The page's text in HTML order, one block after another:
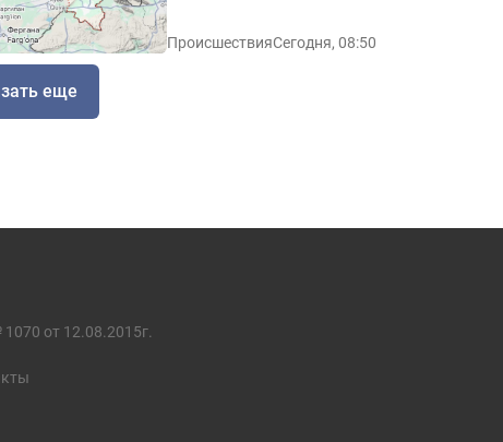
ПроисшествияСегодня, 08:50
еще
от 12.08.2015г.